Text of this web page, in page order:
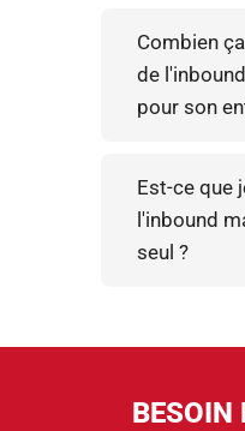
Combien
de
pour son
Est-ce que
l'inbound
seul ?
BESOIN